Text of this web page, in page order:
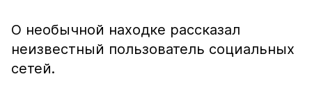
О необычной находке рассказал
неизвестный пользователь социальных
сетей.